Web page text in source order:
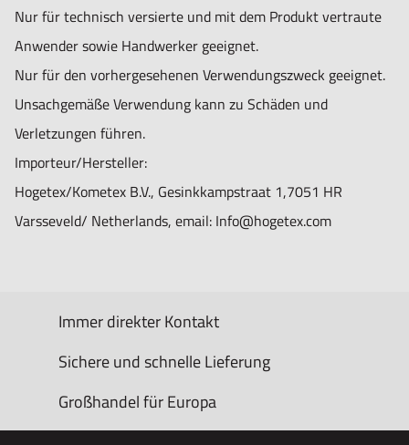
Nur für technisch versierte und mit dem Produkt vertraute
Anwender sowie Handwerker geeignet.
Nur für den vorhergesehenen Verwendungszweck geeignet.
Unsachgemäße Verwendung kann zu Schäden und
Verletzungen führen.
Importeur/Hersteller:
Hogetex/Kometex B.V., Gesinkkampstraat 1,7051 HR
Varsseveld/ Netherlands, email: Info@hogetex.com
Immer direkter Kontakt
Sichere und schnelle Lieferung
Großhandel für Europa